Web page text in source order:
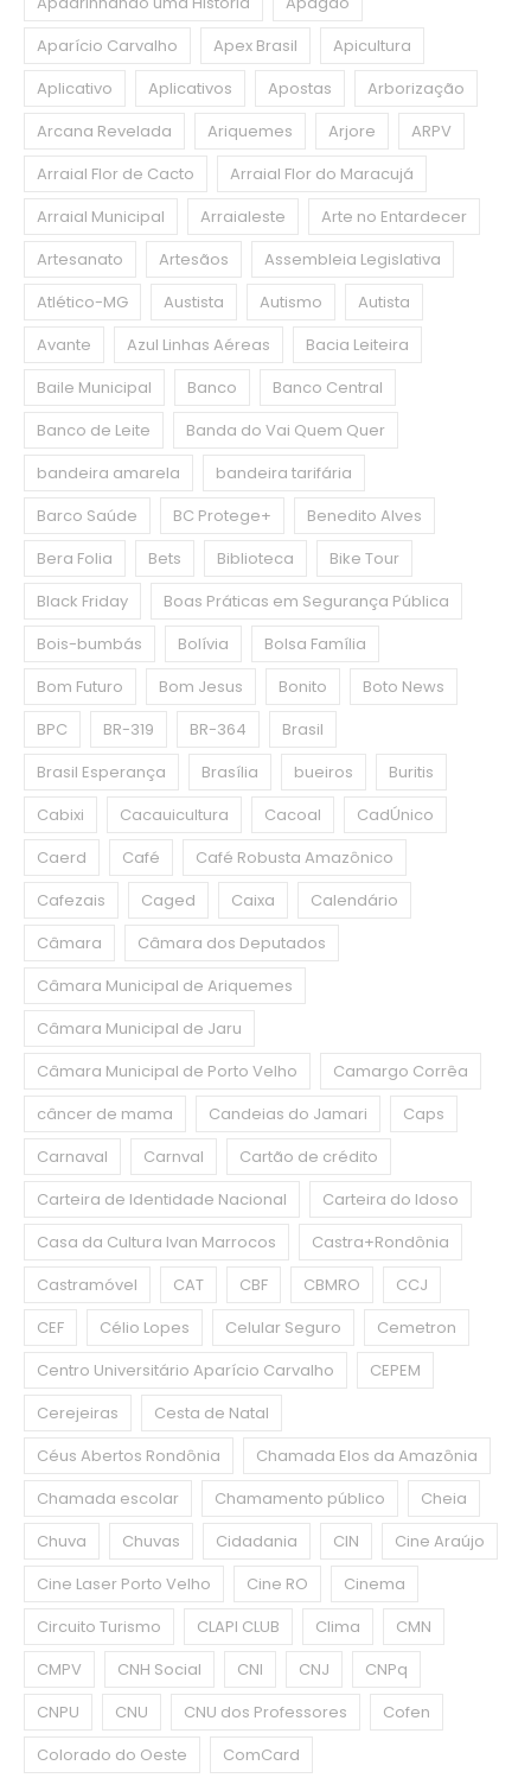
Aparício Carvalho
Apex Brasil
Apicultura
Aplicativo
Aplicativos Apostas
Arborização
Arcana Revelada
Ariquemes Arjore
ARPV
Arraial Flor de Cacto
Arraial Flor do Maracujá
Arraial Municipal
Arraialeste
Arte no Entardecer
Artesanato
Artesãos
Assembleia Legislativa
Atlético-MG
Austista Autismo
Autista
Avante
Azul Linhas Aéreas
Bacia Leiteira
Baile Municipal
Banco
Banco Central
Banco de Leite
Banda do Vai Quem Quer
bandeira amarela
bandeira tarifária
Barco Saúde
BC Protege+
Benedito Alves
Bera Folia
Bets Biblioteca
Bike Tour
Black Friday
Boas Práticas em Segurança Pública
Bois-bumbás
Bolívia
Bolsa Família
Bom Futuro
Bom Jesus Bonito
Boto News
BPC
BR-319 BR-364
Brasil
Brasil Esperança
Brasília bueiros
Buritis
Cabixi
Cacauicultura Cacoal
CadÚnico
Caerd
Café
Café Robusta Amazônico
Cafezais
Caged Caixa
Calendário
Câmara
Câmara dos Deputados
Câmara Municipal de Ariquemes
Câmara Municipal de Jaru
Câmara Municipal de Porto Velho
Camargo Corrêa
câncer de mama
Candeias do Jamari
Caps
Carnaval
Carnval
Cartão de crédito
Carteira de Identidade Nacional
Carteira do Idoso
Casa da Cultura Ivan Marrocos
Castra+Rondônia
Castramóvel
CAT CBF CBMRO
CCJ
CEF
Célio Lopes Celular Seguro
Cemetron
Centro Universitário Aparício Carvalho
CEPEM
Cerejeiras
Cesta de Natal
Céus Abertos Rondônia
Chamada Elos da Amazônia
Chamada escolar
Chamamento público
Cheia
Chuva
Chuvas Cidadania CIN
Cine Araújo
Cine Laser Porto Velho
Cine RO
Cinema
Circuito Turismo
CLAPI CLUB Clima
CMN
CMPV
CNH Social CNI CNJ
CNPq
CNPU
CNU CNU dos Professores
Cofen
Colorado do Oeste
ComCard